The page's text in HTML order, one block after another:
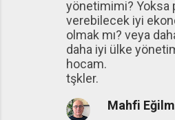
yönetimimi? Yoksa
verebilecek iyi
olmak mı? veya
daha iyi ülke
hocam.
tşkler.
Mahfi